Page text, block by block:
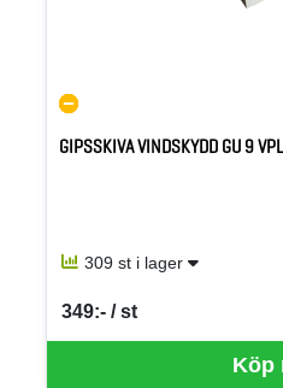
GIPSSKIVA VINDSKYDD GU 9
309 st i lager
Köp
349:- / st
SEK per ST